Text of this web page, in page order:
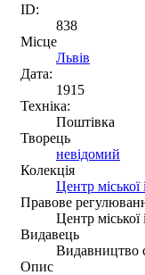
ID:
838
Місце
Львів
Дата:
1915
Техніка:
Поштівка
Творець
невідомий
Колекція
Центр міської
Правове
Центр міської
Видавець
Видавництво
Опис